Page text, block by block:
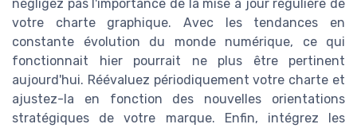
négligez pas l'importance de la mise à jour régulière de
votre charte graphique. Avec les tendances en
constante évolution du monde numérique, ce qui
fonctionnait hier pourrait ne plus être pertinent
aujourd'hui. Réévaluez périodiquement votre charte et
ajustez-la en fonction des nouvelles orientations
stratégiques de votre marque. Enfin, intégrez les